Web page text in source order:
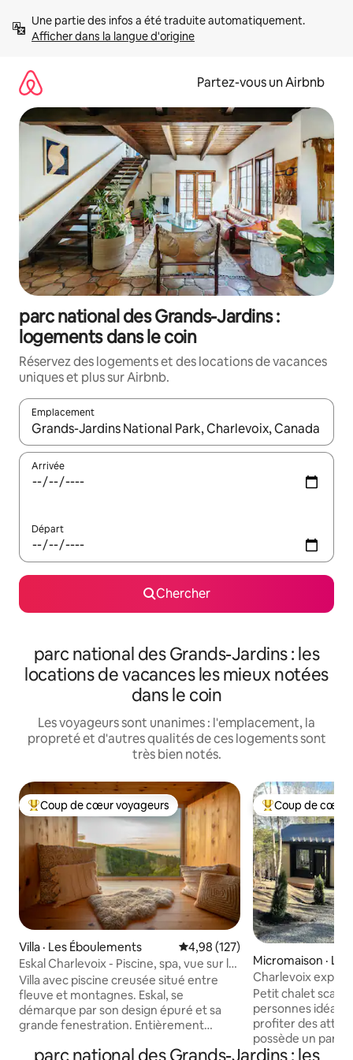
directement
Afficher dans la langue d'origine
Partez-vous un Airbnb
parc national des Grands-Jardins :
logements dans le coin
Réservez des logements et des locations de vacances
uniques et plus sur Airbnb.
Emplacement
Quand les résultats sont affichés, parcourez-les en utilisant
Arrivée
Départ
Chercher
parc national des Grands-Jardins : les
locations de vacances les mieux notées
dans le coin
Les voyageurs sont unanimes : l'emplacement, la
propreté et d'autres qualités de ces logements sont
très bien notés.
Coup de cœur voyageurs parmi les plus aimés
Coup de cœur voyageurs
Villa · Les Éboulements Note moyenne de 4,98 sur 5,
4,98 (127)
Eskal Charlevoix - Piscine, spa, vue sur le
Fleuve
Villa avec piscine creusée situé entre
fleuve et montagnes. Eskal, se
démarque par son design épuré et sa
grande fenestration. Entièrement
foyers, 3 chambres spacieuses avec salle
Coup de cœur
Coup de cœur
Micromaison ·
nts
Charlevoix
pleine nature !
Petit chalet
personnes
profiter des
possède un
spa, hammam)